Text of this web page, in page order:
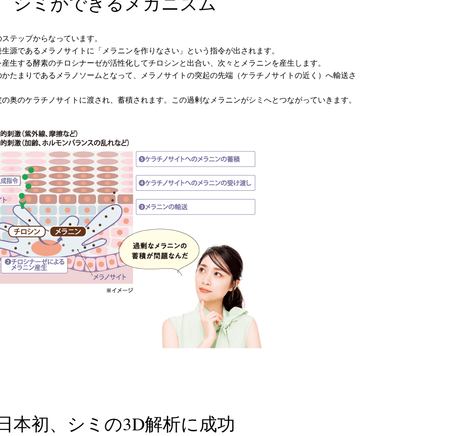
テップからなっています。
源であるメラノサイトに「メラニンを作りなさい」という指令が出されます。
生する酵素のチロシナーゼが活性化してチロシンと出合い、次々とメラニンを産生します。
たまりであるメラノソームとなって、メラノサイトの突起の先端（ケラチノサイトの近く）へ輸送さ
のケラチノサイトに渡され、蓄積されます。この過剰なメラニンがシミへとつながっていきます。
本初、シミの3D解析に成功